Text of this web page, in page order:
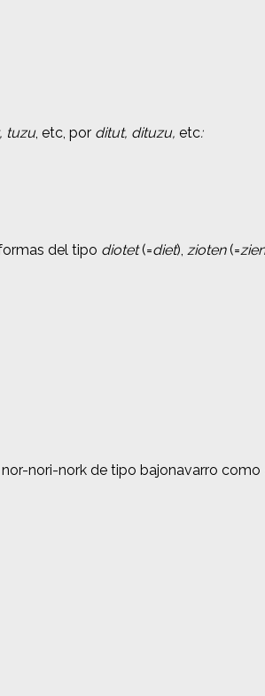
tuzu, etc, por ditut, dituzu, etc:
del tipo diotet(=diet), zioten(=zien
nori-nork de tipo bajonavarro como
tuzu, etc, por ditut, dituzu, etc:
del tipo diotet(=diet), zioten(=zien
nori-nork de tipo bajonavarro como